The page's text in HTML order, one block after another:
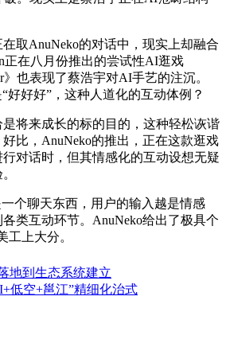
AnuNeko的对话中，现实上却融合
正在八月份推出的尝试性AI逛戏
》也表现了蔡浩宇对AI手艺的注沉。
好好好”，这种人道化的互动体例？
来成长的标的目的，这种轻松诙谐
比，AnuNeko的推出，正在这款逛戏
对话时，但其情感化的互动设想无疑
聊天东西，用户的输入越是情感
类互动环节。AnuNeko给出了极具个
工上大分。
地到生态系统建立
低空+邕江”精细化治式